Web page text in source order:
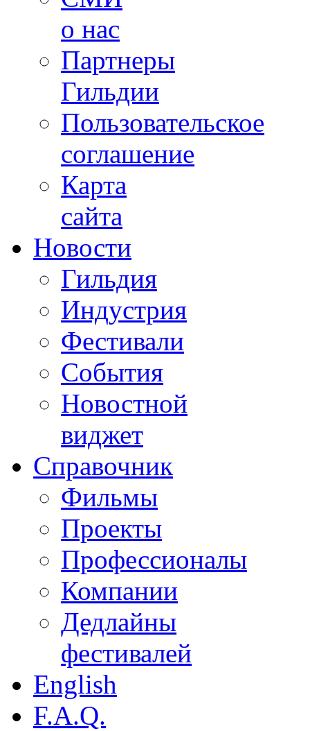
о нас
Партнеры
Гильдии
Пользовательское
соглашение
Карта
сайта
Новости
Гильдия
Индустрия
Фестивали
События
Новостной
виджет
Справочник
Фильмы
Проекты
Профессионалы
Компании
Дедлайны
фестивалей
English
F.A.Q.